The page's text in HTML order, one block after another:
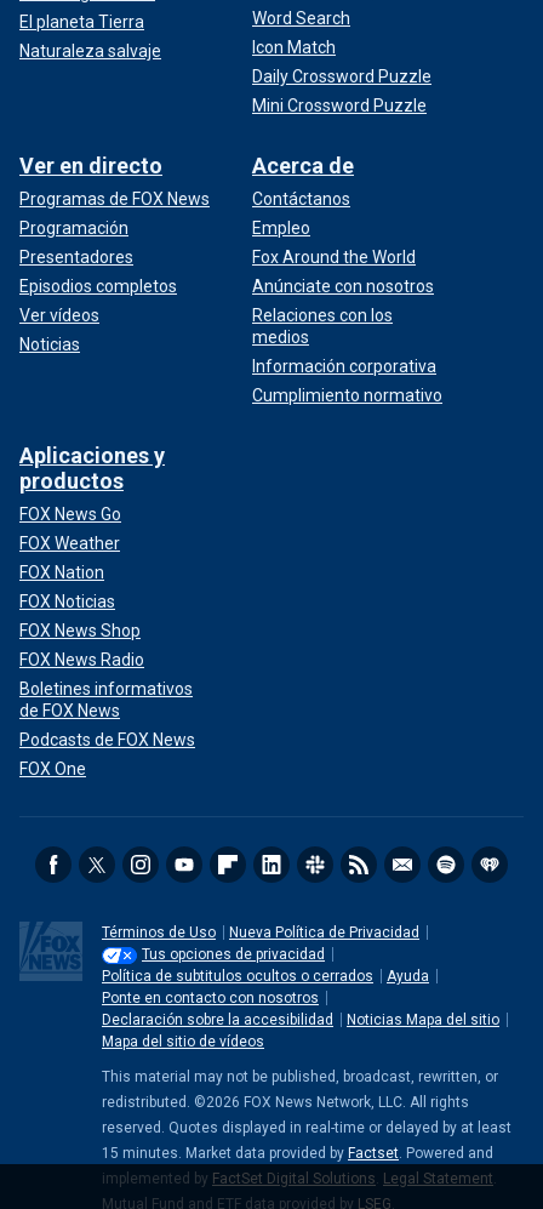
El planeta Tierra
Naturaleza salvaje
Word Search
Icon Match
Daily Crossword Puzzle
Mini Crossword Puzzle
Ver en directo
Programas de FOX News
Programación
Presentadores
Episodios completos
Ver vídeos
Noticias
Acerca de
Contáctanos
Empleo
Fox Around the World
Anúnciate con nosotros
Relaciones con los
medios
Información corporativa
Cumplimiento normativo
Aplicaciones y
productos
FOX News Go
FOX Weather
FOX Nation
FOX Noticias
FOX News Shop
FOX News Radio
Boletines informativos
de FOX News
Podcasts de FOX News
FOX One
Términos de Uso
Nueva Política de Privacidad
Tus opciones de privacidad
Política de subtitulos ocultos o cerrados
Ayuda
Ponte en contacto con nosotros
Declaración sobre la accesibilidad
Noticias Mapa del sitio
Mapa del sitio de vídeos
This material may not be published, broadcast, rewritten, or
redistributed. ©2026 FOX News Network, LLC. All rights
reserved. Quotes displayed in real-time or delayed by at least
15 minutes. Market data provided by Factset. Powered and
implemented by FactSet Digital Solutions. Legal Statement.
Mutual Fund and ETF data provided by LSEG.